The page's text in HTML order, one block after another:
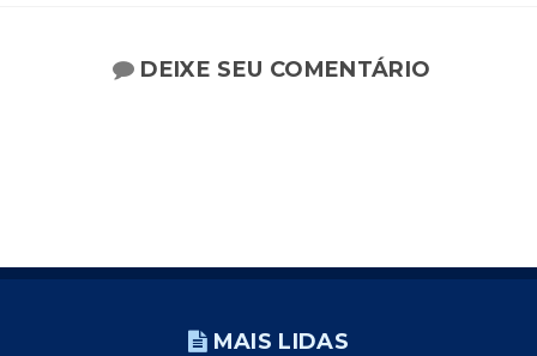
DEIXE SEU COMENTÁRIO
MAIS LIDAS